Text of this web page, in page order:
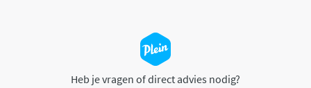
Heb je vragen of direct advies nodig?